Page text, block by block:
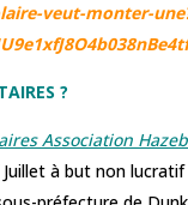
veut-monter-
?
Association
Juillet à but non lucratif